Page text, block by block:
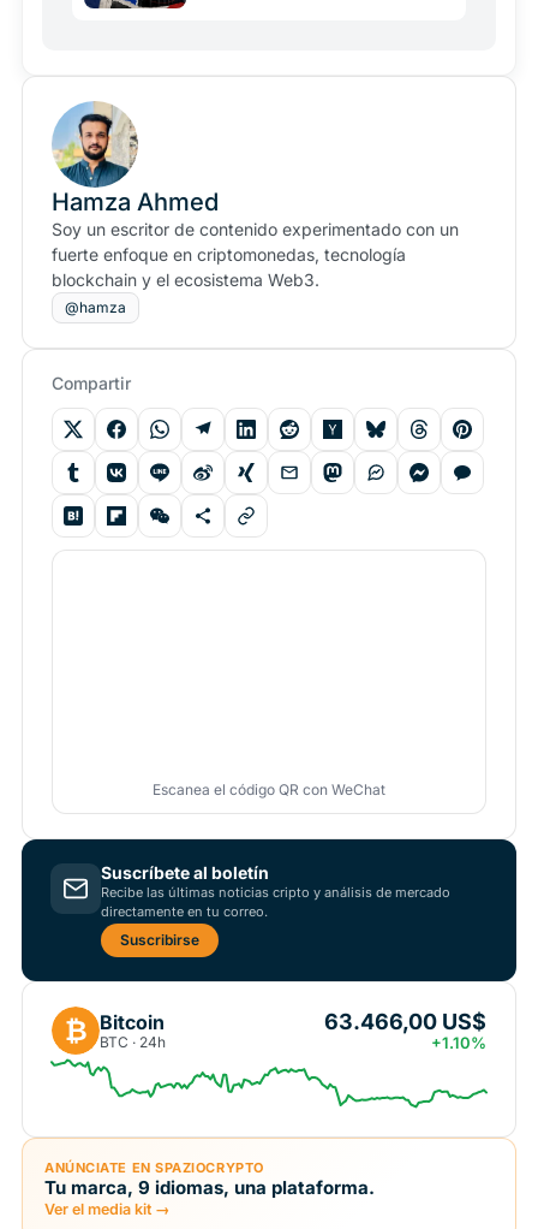
Hamza Ahmed
Soy un escritor de contenido experimentado con un
fuerte enfoque en criptomonedas, tecnología
blockchain y el ecosistema Web3.
@hamza
Compartir
Escanea el código QR con WeChat
Suscríbete al boletín
Recibe las últimas noticias cripto y análisis de mercado
directamente en tu correo.
Suscribirse
₿ Bitcoin
BTC · 24h
63.466,00 US$
+1.10%
ANÚNCIATE EN SPAZIOCRYPTO
Tu marca, 9 idiomas, una plataforma.
Ver el media kit →